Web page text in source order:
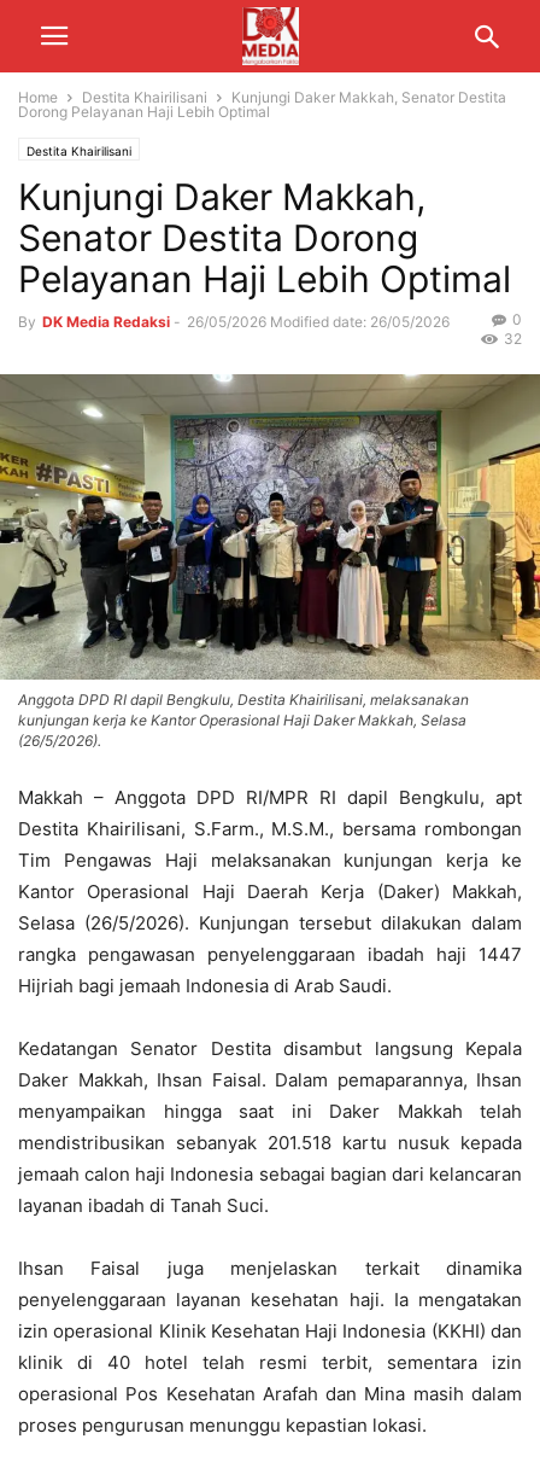
Home Destita Khairilisani
Kunjungi Daker Makkah, Senator Destita
Dorong Pelayanan Haji Lebih Optimal
Destita Khairilisani
Kunjungi Daker Makkah,
Senator Destita Dorong
Pelayanan Haji Lebih Optimal
By DK Media Redaksi - 26/05/2026 Modified date: 26/05/2026
0
32
Anggota DPD RI dapil Bengkulu, Destita Khairilisani, melaksanakan
kunjungan kerja ke Kantor Operasional Haji Daker Makkah, Selasa
(26/5/2026).
Makkah – Anggota DPD RI/MPR RI dapil Bengkulu, apt
Destita Khairilisani, S.Farm., M.S.M., bersama rombongan
Tim Pengawas Haji melaksanakan kunjungan kerja ke
Kantor Operasional Haji Daerah Kerja (Daker) Makkah,
Selasa (26/5/2026). Kunjungan tersebut dilakukan dalam
rangka pengawasan penyelenggaraan ibadah haji 1447
Hijriah bagi jemaah Indonesia di Arab Saudi.
Kedatangan Senator Destita disambut langsung Kepala
Daker Makkah, Ihsan Faisal. Dalam pemaparannya, Ihsan
menyampaikan hingga saat ini Daker Makkah telah
mendistribusikan sebanyak 201.518 kartu nusuk kepada
jemaah calon haji Indonesia sebagai bagian dari kelancaran
layanan ibadah di Tanah Suci.
Ihsan Faisal juga menjelaskan terkait dinamika
penyelenggaraan layanan kesehatan haji. Ia mengatakan
izin operasional Klinik Kesehatan Haji Indonesia (KKHI) dan
klinik di 40 hotel telah resmi terbit, sementara izin
operasional Pos Kesehatan Arafah dan Mina masih dalam
proses pengurusan menunggu kepastian lokasi.